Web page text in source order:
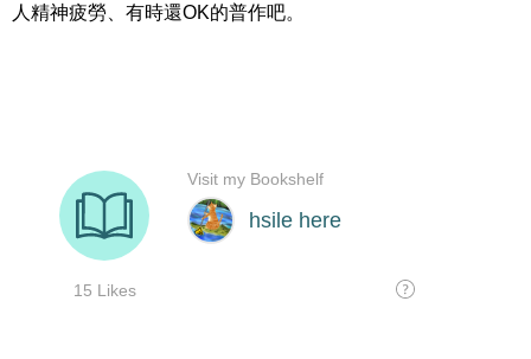
人精神疲勞、有時還OK的普作吧。